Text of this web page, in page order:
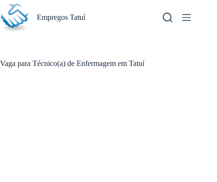
Pular
para
o
conteúdo
Empregos Tatuí
Vaga para Técnico(a) de Enfermagem em Tatuí